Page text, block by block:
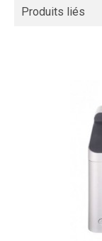
Produits liés